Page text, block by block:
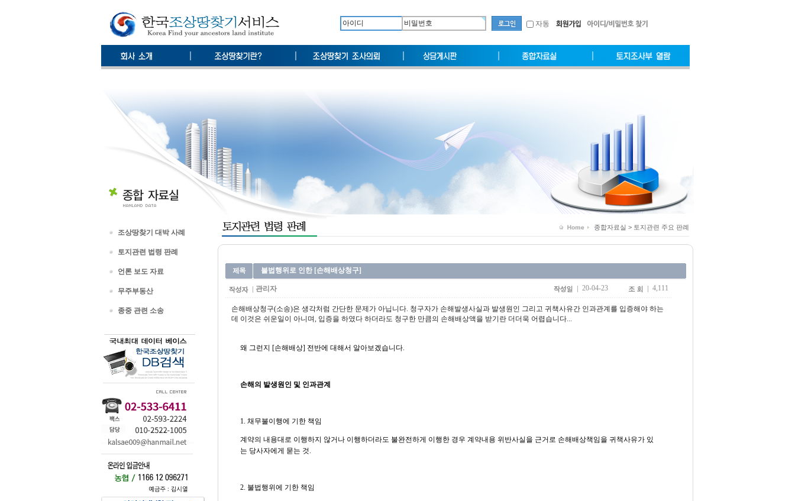
자동
조상땅찾기 대박 사례
토지관련 법령 판례
언론 보도 자료
무주부동산
종중 관련 소송
종합자료실 > 토지관련 주요 판례
불법행위로 인한 [손해배상청구]
관리자 20-04-23 4,111
손해배상청구(소송)은 생각처럼 간단한 문제가 아닙니다. 청구자가 손해발생사실과 발생원인 그리고 귀책사유간 인과관계를 입증해야 하는
데 이것은 쉬운일이 아니며, 입증을 하였다 하더라도 청구한 만큼의 손해배상액을 받기란 더더욱 어렵습니다...
왜 그런지 [손해배상] 전반에 대해서 알아보겠습니다.
손해의 발생원인 및 인과관계
1. 채무불이행에 기한 책임
계약의 내용대로 이행하지 않거나 이행하더라도 불완전하게 이행한 경우 계약내용 위반사실을 근거로 손해배상책임을 귀책사유가 있
는 당사자에게 묻는 것.
2. 불법행위에 기한 책임